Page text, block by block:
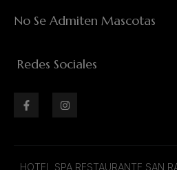
No Se Admiten Mascotas
Redes Sociales
HOTEL SPA RESTAURANTE SAN